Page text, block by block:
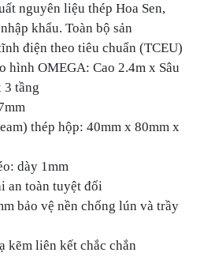
nguyên liệu thép Hoa Sen,
khẩu. Toàn bộ sản
điện theo tiêu chuẩn (TCEU)
hình OMEGA: Cao 2.4m x Sâu
3 tầng
thép hộp: 40mm x 80mm x
dày 1mm
an toàn tuyệt đối
bảo vệ nền chống lún và trầy
kẽm liên kết chắc chắn